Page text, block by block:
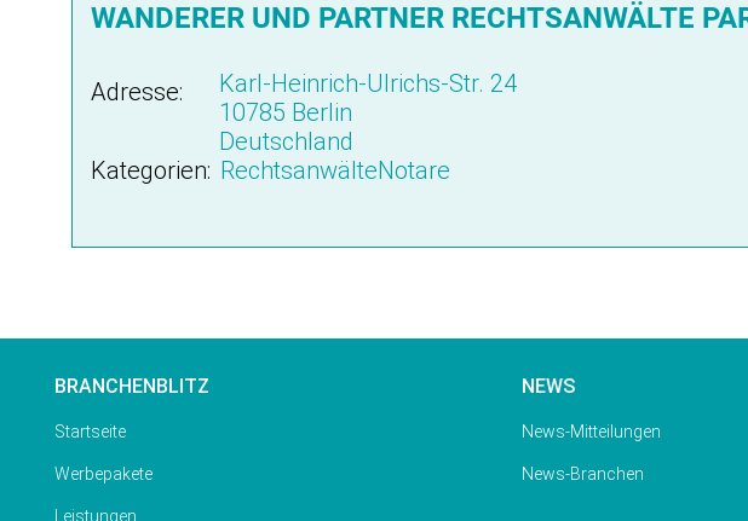
WANDERER UND PARTNER RECHTSANWÄLTE
Adresse:
Karl-Heinrich-Ulrichs-Str. 24
10785 Berlin
Deutschland
Kategorien: RechtsanwälteNotare
BRANCHENBLITZ
Startseite
Werbepakete
Leistungen
NEWS
News-Mitteilungen
News-Branchen